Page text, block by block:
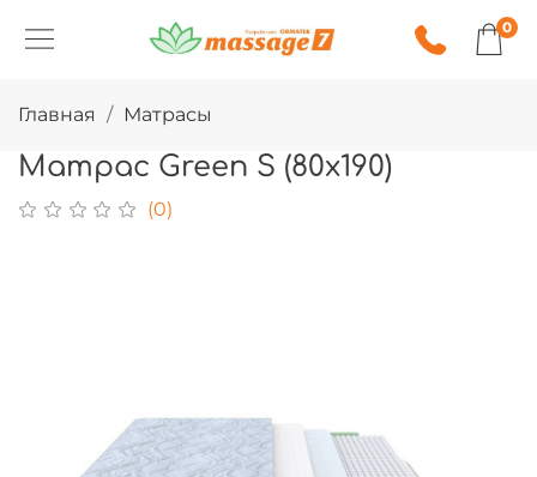
0
Главная Матрасы
Матрас Green S (80х190)
(0)